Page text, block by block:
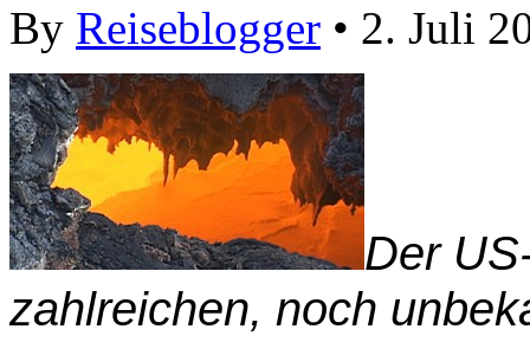
By Reiseblogger • 2. Juli
Der
zahlreichen, noch